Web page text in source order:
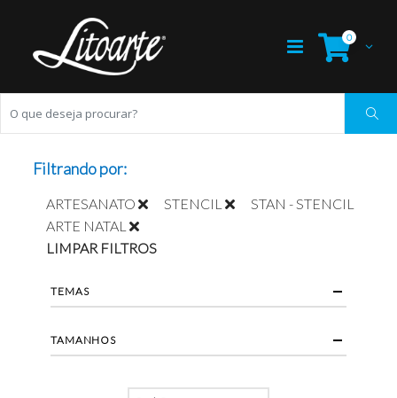
0
Filtrando por:
ARTESANATO STENCIL
STAN - STENCIL
ARTE NATAL
LIMPAR FILTROS
TEMAS
TAMANHOS